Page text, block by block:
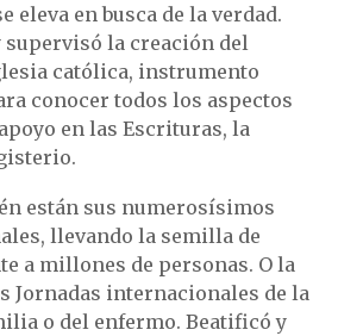
eleva en busca de la verdad.
la creación del
católica, instrumento
conocer todos los aspectos
en las Escrituras, la
están sus numerosísimos
llevando la semilla de
a millones de personas. O la
Jornadas internacionales de la
o del enfermo. Beatificó y